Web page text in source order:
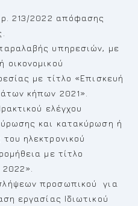
213/2022 απόφασης
υπηρεσιών, με
οικονομικού
με τίτλο «Επισκευή
κήπων 2021».
ελέγχου
και κατακύρωση ή
ηλεκτρονικού
με τίτλο
προσωπικού για
εργασίας Ιδιωτικού